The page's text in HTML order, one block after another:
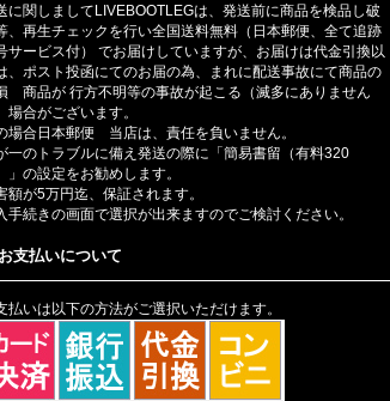
に関しましてLIVEBOOTLEGは、発送前に商品を検品し破
、再生チェックを行い全国送料無料（日本郵便、全て追跡
サービス付） でお届けしていますが、お届けは代金引換以
、ポスト投函にてのお届の為、まれに配送事故にて商品の
商品が 行方不明等の事故が起こる（滅多にありません
場合がございます。
場合日本郵便 当店は、責任を負いません。
一のトラブルに備え発送の際に「簡易書留（有料320
」の設定をお勧めします。
額が5万円迄、保証されます。
手続きの画面で選択が出来ますのでご検討ください。
支払いについて
払いは以下の方法がご選択いただけます。